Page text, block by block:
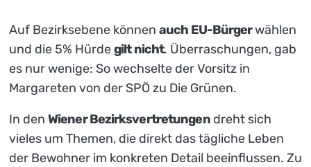
Auf Bezirksebene können auch EU-Bürgerwählen
und die 5% Hürdegilt nicht. Überraschungen, gab
es nur wenige: So wechselte der Vorsitz in
Margareten von der SPÖ zu Die Grünen.
In den Wiener Bezirksvertretungendreht sich
vieles um Themen, die direkt das tägliche Leben
der Bewohner im konkreten Detail beeinflussen. Zu